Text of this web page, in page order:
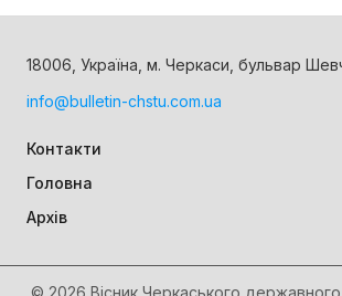
18006, Україна, м. Черкаси, бульвар
info@bulletin-chstu.com.ua
Контакти
Головна
Архів
© 2026 Вісник Черкаського державного